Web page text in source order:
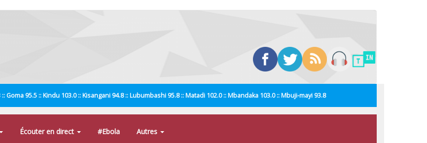
Goma 95.5 :: Kindu 103.0 :: Kisangani 94.8 :: Lubumbashi 95.8 :: Matadi 102.0 :: Mbandaka 103.0 :: Mbuji-mayi 93.8
Écouter en direct #Ebola Autres